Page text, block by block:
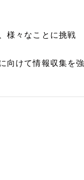
様々なことに挑戦
向けて情報収集を強